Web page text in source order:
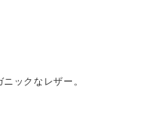
ックなレザー。